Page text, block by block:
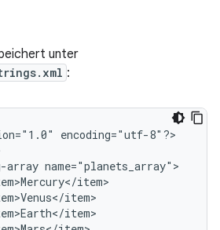
unter
:
encoding="utf-8"?>
array